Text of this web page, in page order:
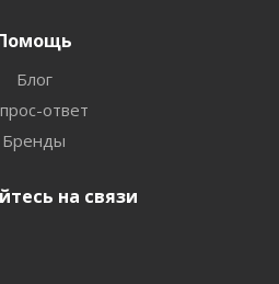
Блог
ответ
Бренды
на связи